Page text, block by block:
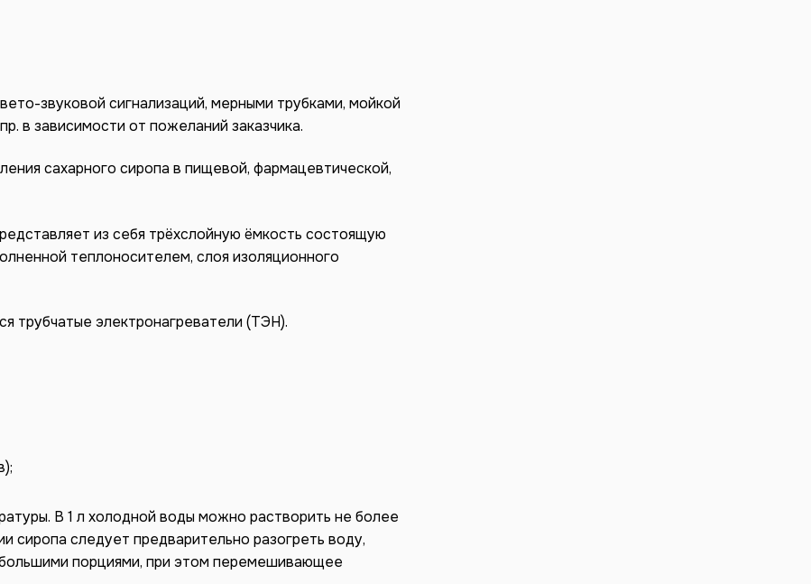
звуковой сигнализаций, мерными трубками, мойкой
в зависимости от пожеланий заказчика.
сахарного сиропа в пищевой, фармацевтической,
из себя трёхслойную ёмкость состоящую
теплоносителем, слоя изоляционного
трубчатые электронагреватели (ТЭН).
В 1 л холодной воды можно растворить не более
сиропа следует предварительно разогреть воду,
порциями, при этом перемешивающее